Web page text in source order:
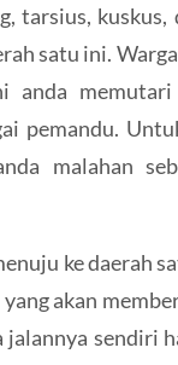
tarsius,
satu ini.
anda
pemandu.
malahan
ke daerah
akan
sendiri